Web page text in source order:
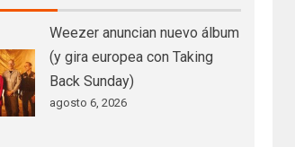
Weezer anuncian nuevo álbum
(y gira europea con Taking
Back Sunday)
agosto 6, 2026